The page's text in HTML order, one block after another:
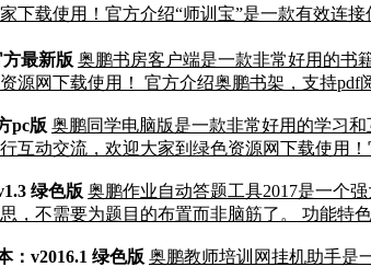
下载使用！官方介绍“师训宝”是一款有效连
方最新版 奥鹏书房客户端是一款非常好用的书
网下载使用！ 官方介绍奥鹏书架，支持pdf
pc版 奥鹏同学电脑版是一款非常好用的学习
动交流，欢迎大家到绿色资源网下载使用
绿色版 奥鹏作业自动答题工具2017是一个
，不需要为题目的布置而非脑筋了。 功能特
：v2016.1 绿色版 奥鹏教师培训网挂机助手是